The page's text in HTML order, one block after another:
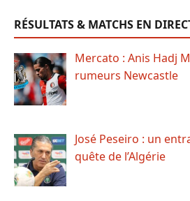
RÉSULTATS & MATCHS EN
Mercato : Anis Hadj
rumeurs Newcastle
José Peseiro : un
quête de l’Algérie